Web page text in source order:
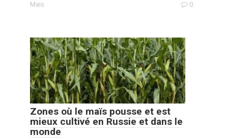
Maïs 0
Zones où le maïs pousse et est
mieux cultivé en Russie et dans le
monde